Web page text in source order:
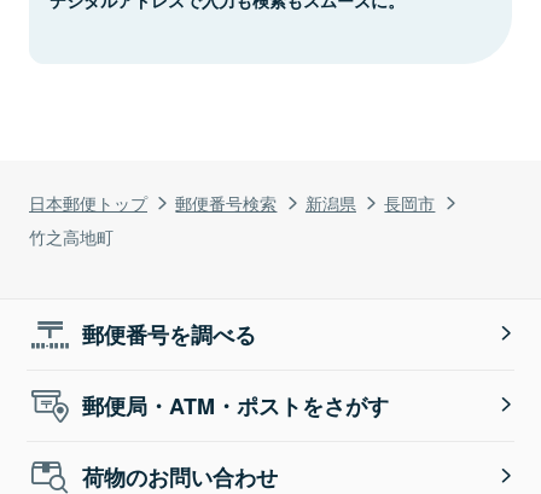
日本郵便トップ 郵便番号検索 新潟県
長岡市
竹之高地町
郵便番号を調べる
郵便局・ATM・ポストをさがす
荷物のお問い合わせ